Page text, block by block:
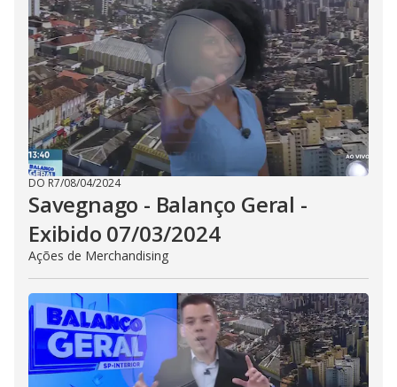
DO R7/08/04/2024
Savegnago - Balanço Geral -
Exibido 07/03/2024
Ações de Merchandising